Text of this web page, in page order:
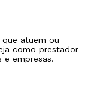
atuem ou
como prestador
e empresas.